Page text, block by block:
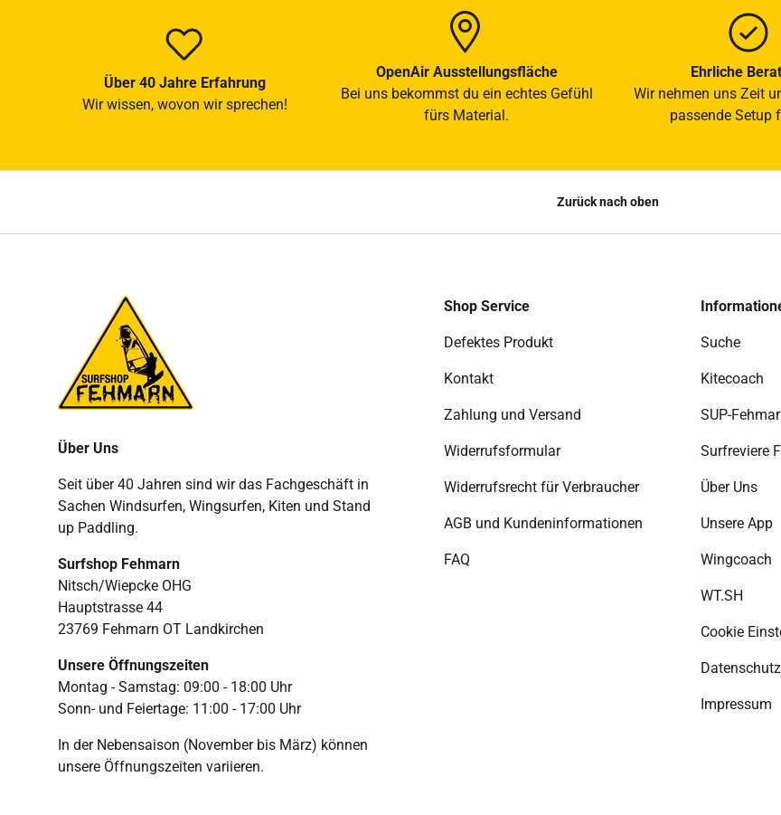
Über 40 Jahre Erfahrung
Wir wissen, wovon wir sprechen!
OpenAir Ausstellungsfläche
Bei uns bekommst du ein echtes Gefühl
fürs Material.
Ehrliche
Wir nehmen uns Zeit
passende Setup
Zurück nach oben
Über Uns
Seit über 40 Jahren sind wir das Fachgeschäft in
Sachen Windsurfen, Wingsurfen, Kiten und Stand
up Paddling.
Surfshop Fehmarn
Nitsch/Wiepcke OHG
Hauptstrasse 44
23769 Fehmarn OT Landkirchen
Unsere Öffnungszeiten
Montag - Samstag: 09:00 - 18:00 Uhr
Sonn- und Feiertage: 11:00 - 17:00 Uhr
In der Nebensaison (November bis März) können
unsere Öffnungszeiten variieren.
Shop Service
Defektes Produkt
Kontakt
Zahlung und Versand
Widerrufsformular
Widerrufsrecht für Verbraucher
AGB und Kundeninformationen
FAQ
Suche
Kitecoach
SUP-
Surfreviere
Über Uns
Unsere App
Wingcoach
WT.SH
Cookie
Impressum